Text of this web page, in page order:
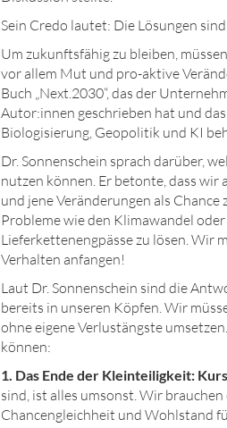
Sein Credo lautet: Die Lösungen
Um zukunftsfähig zu bleiben,
vor allem Mut und pro-aktive
Buch „Next.2030“, das der
Autor:innen geschrieben hat und
Biologisierung, Geopolitik und KI
Dr. Sonnenschein sprach darüber,
nutzen können. Er betonte, dass wir
und jene Veränderungen als
Probleme wie den Klimawandel
Lieferkettenengpässe zu lösen. Wir
Verhalten anfangen!
Laut Dr. Sonnenschein sind die
bereits in unseren Köpfen. Wir
ohne eigene Verlustängste
können:
1. Das Ende der Kleinteiligkeit:
sind, ist alles umsonst. Wir
Chancengleichheit und Wohlstand